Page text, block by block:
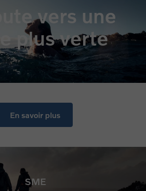
vers une
plus verte
En savoir plus
SME